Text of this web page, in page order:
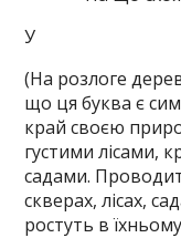
У
(На розлоге
що ця буква є
край своєю
густими лісами,
садами.
скверах, лісах,
ростуть в